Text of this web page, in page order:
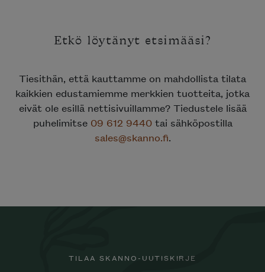
Etkö löytänyt etsimääsi?
Tiesithän, että kauttamme on mahdollista tilata
kaikkien edustamiemme merkkien tuotteita, jotka
eivät ole esillä nettisivuillamme? Tiedustele lisää
puhelimitse 09 612 9440tai sähköpostilla
sales@skanno.fi.
TILAA SKANNO-UUTISKIRJE